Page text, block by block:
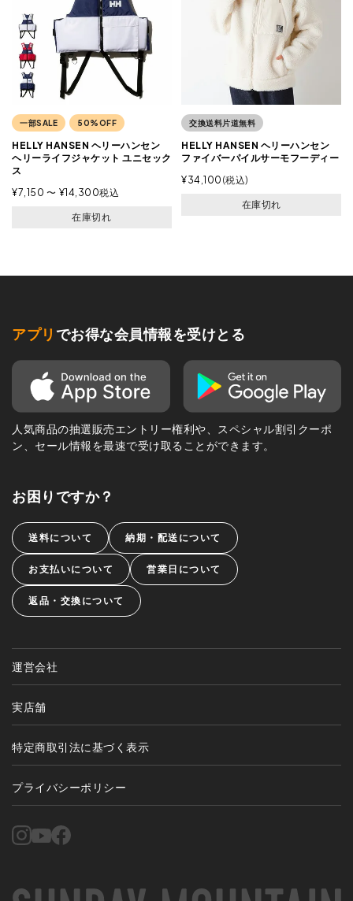
一部SALE 50%OFF
HELLY HANSEN ヘリーハンセン
ヘリーライフジャケット ユニセック
ス
¥7,150 〜 ¥14,300税込
在庫切れ
交換送料片道無料
HELLY HANSEN ヘリーハンセン
ファイバーパイルサーモフーディー
¥34,100 税込
在庫切れ
アプリ でお得な会員情報を受けとる
人気商品の抽選販売エントリー権利や、スペシャル割引クーポ
ン、セール情報を最速で受け取ることができます。
お困りですか？
送料について 納期・配送について
お支払いについて 営業日について
返品・交換について
運営会社
実店舗
特定商取引法に基づく表示
プライバシーポリシー